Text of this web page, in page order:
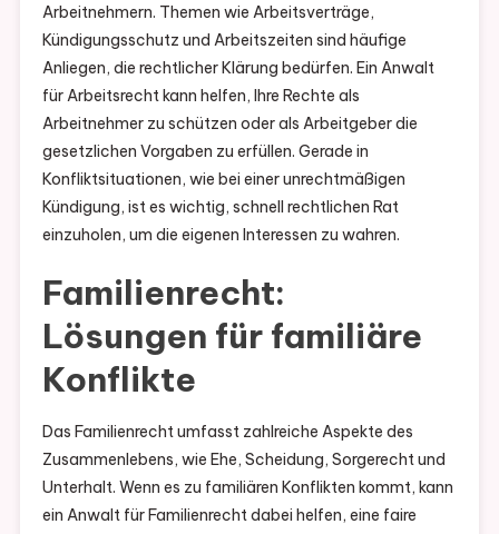
Arbeitnehmern. Themen wie Arbeitsverträge,
Kündigungsschutz und Arbeitszeiten sind häufige
Anliegen, die rechtlicher Klärung bedürfen. Ein Anwalt
für Arbeitsrecht kann helfen, Ihre Rechte als
Arbeitnehmer zu schützen oder als Arbeitgeber die
gesetzlichen Vorgaben zu erfüllen. Gerade in
Konfliktsituationen, wie bei einer unrechtmäßigen
Kündigung, ist es wichtig, schnell rechtlichen Rat
einzuholen, um die eigenen Interessen zu wahren.
Familienrecht:
Lösungen für familiäre
Konflikte
Das Familienrecht umfasst zahlreiche Aspekte des
Zusammenlebens, wie Ehe, Scheidung, Sorgerecht und
Unterhalt. Wenn es zu familiären Konflikten kommt, kann
ein Anwalt für Familienrecht dabei helfen, eine faire